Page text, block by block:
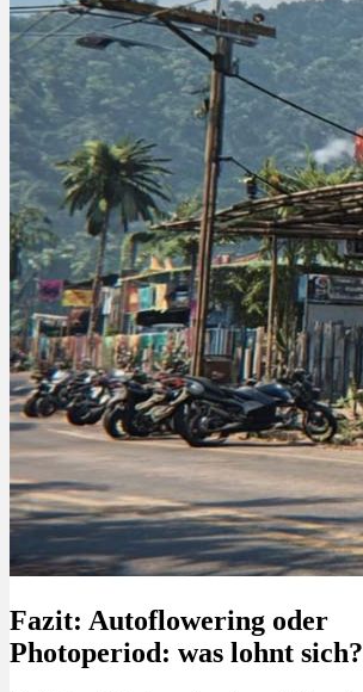
Fazit: Autoflowering oder
Photoperiod: was lohnt sich?